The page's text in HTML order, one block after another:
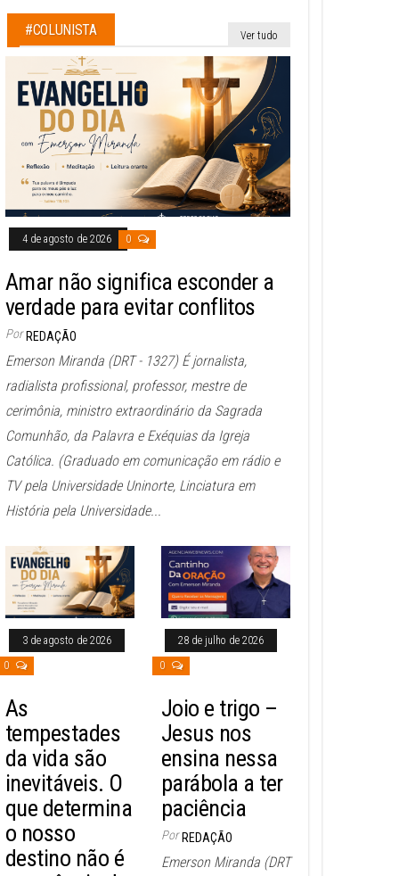
#COLUNISTA Ver tudo
4 de agosto de 2026 0
Amar não significa esconder a
verdade para evitar conflitos
Por REDAÇÃO
Emerson Miranda (DRT - 1327) É jornalista,
radialista profissional, professor, mestre de
cerimônia, ministro extraordinário da Sagrada
Comunhão, da Palavra e Exéquias da Igreja
Católica. (Graduado em comunicação em rádio e
TV pela Universidade Uninorte, Linciatura em
História pela Universidade...
3 de agosto de 2026
0
As
tempestades
da vida são
inevitáveis. O
que determina
o nosso
destino não é
28 de julho de 2026
0
Joio e trigo –
Jesus nos
ensina nessa
parábola a ter
paciência
Por REDAÇÃO
Emerson Miranda (DRT